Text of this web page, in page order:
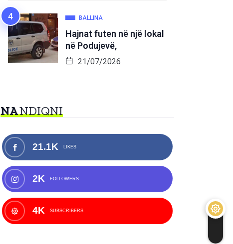
BALLINA
Hajnat futen në një lokal
në Podujevë,
21/07/2026
NANDIQNI
21.1K LIKES
2K FOLLOWERS
4K SUBSCRIBERS